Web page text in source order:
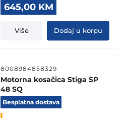
Original
price
was:
849,00 KM.
645,00 KM
price
is:
645,00 KM.
Više Dodaj u korpu
8008984858329
Motorna kosačica Stiga SP
48 SQ
Besplatna dostava